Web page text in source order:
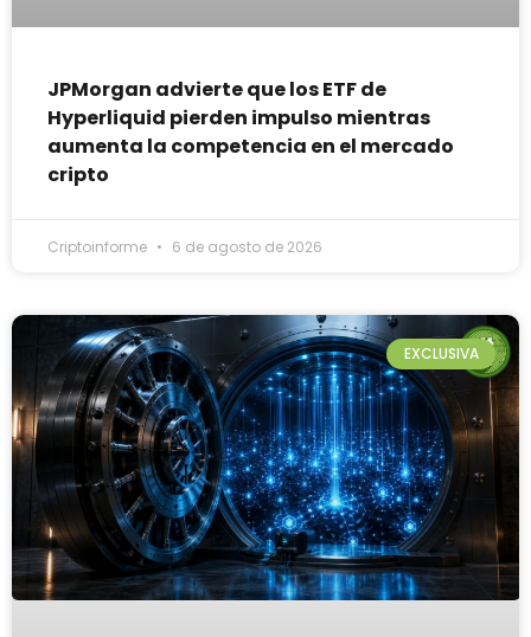
JPMorgan advierte que los ETF de
Hyperliquid pierden impulso mientras
aumenta la competencia en el mercado
cripto
Criptoinforme 6 de agosto de 2026
EXCLUSIVA